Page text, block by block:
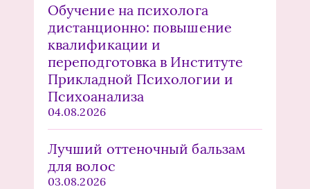
Обучение на психолога
дистанционно: повышение
квалификации и
переподготовка в Институте
Прикладной Психологии и
Психоанализа
04.08.2026
Лучший оттеночный бальзам
для волос
03.08.2026